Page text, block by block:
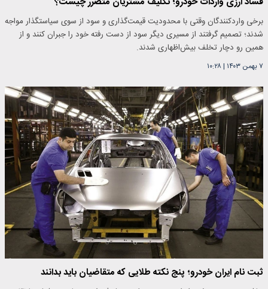
برخی واردکنندگان وقتی با محدودیت قیمت‌گذاری و سود از سوی سیاستگذار مواجه
شدند؛ تصمیم گرفتند از مسیری دیگر سود از دست رفته خود را جبران کنند و از
همین رو دچار تخلف بیش‌اظهاری شدند.
۷ بهمن ۱۴۰۳ |۱۰:۲۸
ثبت نام ایران خودرو؛ پنج نکته طلایی که متقاضیان باید بدانند